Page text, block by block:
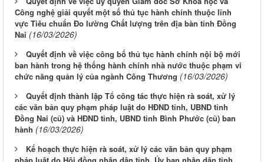
Công nghệ giải quyết một số thủ tục hành chính thuộc lĩnh
vực Tiêu chuẩn Đo lường Chất lượng trên địa bàn tỉnh Đồng
Nai (16/03/2026)
Quyết định về việc công bố thủ tục hành chính nội bộ mới
ban hành trong hệ thống hành chính nhà nước thuộc phạm vi
chức năng quản lý của ngành Công Thương (16/03/2026)
Quyết định thành lập Tổ công tác thực hiện rà soát, xử lý
các văn bản quy phạm pháp luật do HĐND tỉnh, UBND tỉnh
Đồng Nai (cũ) và HĐND tỉnh, UBND tỉnh Bình Phước (cũ) ban
hành (16/03/2026)
Kế hoạch thực hiện rà soát, xử lý các văn bản quy phạm